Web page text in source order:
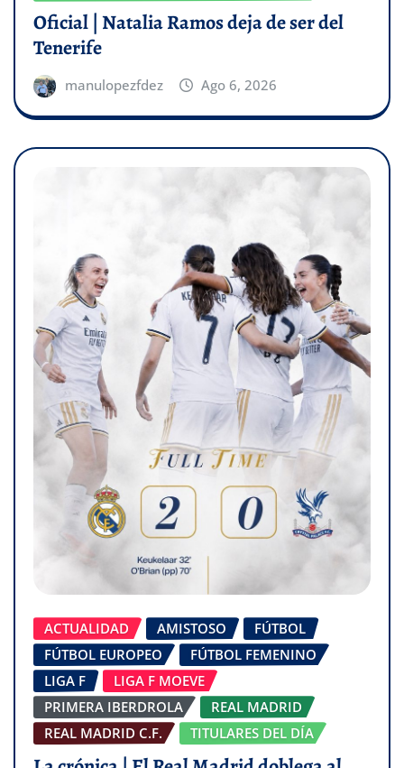
Oficial | Natalia Ramos deja de ser del
Tenerife
manulopezfdez Ago 6, 2026
ACTUALIDAD AMISTOSO
FÚTBOL
FÚTBOL EUROPEO
FÚTBOL FEMENINO
LIGA F
LIGA F MOEVE
PRIMERA IBERDROLA
REAL MADRID
REAL MADRID C.F.
TITULARES DEL DÍA